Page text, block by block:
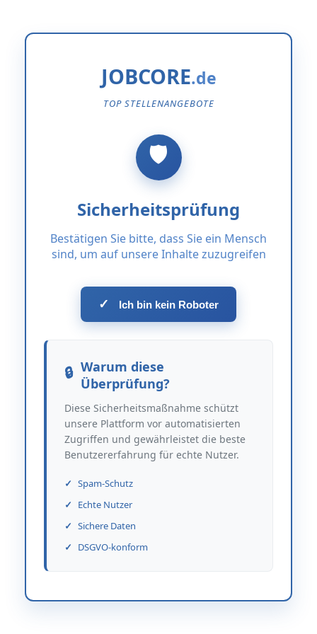
JOBCORE
TOP STELLENANGEBOTE
Sicherheitsprüfung
Bestätigen Sie bitte, dass Sie ein Mensch
sind, um auf unsere Inhalte zuzugreifen
✓ Ich bin kein Roboter
Warum diese
Überprüfung?
Diese Sicherheitsmaßnahme schützt
unsere Plattform vor automatisierten
Zugriffen und gewährleistet die beste
Benutzererfahrung für echte Nutzer.
Spam-Schutz
Echte Nutzer
Sichere Daten
DSGVO-konform